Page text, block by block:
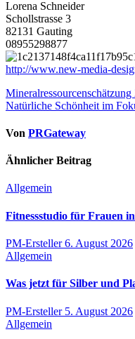
Lorena Schneider
Schollstrasse 3
82131 Gauting
08955298877
http://www.new-media-
Natürliche Schönheit im
Von PRGateway
Ähnlicher Beitrag
Allgemein
Fitnessstudio für Frauen
PM-Ersteller6. August 2026
Allgemein
Was jetzt für Silber und
PM-Ersteller 5. August 2026
Allgemein